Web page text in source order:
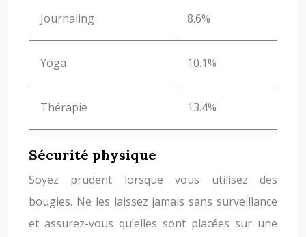
Journaling 8.6%
Yoga 10.1%
Thérapie 13.4%
Sécurité physique
Soyez prudent lorsque vous utilisez des
bougies. Ne les laissez jamais sans surveillance
et assurez-vous qu’elles sont placées sur une